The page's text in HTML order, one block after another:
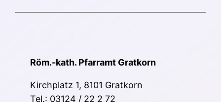
Röm.-kath. Pfarramt Gratkorn
Kirchplatz 1, 8101 Gratkorn
Tel.: 03124 / 22 2 72